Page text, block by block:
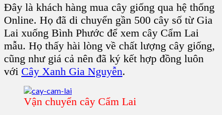
Đây là khách hàng mua cây giống qua hệ thống
Online. Họ đã di chuyển gần 500 cây số từ Gia
Lai xuống Bình Phước để xem cây Cẩm Lai
mẫu. Họ thấy hài lòng về chất lượng cây giống,
cũng như giá cả nên đã ký kết hợp đồng luôn
với Cây Xanh Gia Nguyễn.
Vận chuyển cây Cẩm Lai